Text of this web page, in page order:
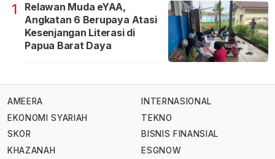
1
Relawan Muda eYAA,
Angkatan 6 Berupaya Atasi
Kesenjangan Literasi di
Papua Barat Daya
AMEERA
EKONOMI SYARIAH
SKOR
KHAZANAH
INTERNASIONAL
TEKNO
BISNIS FINANSIAL
ESGNOW